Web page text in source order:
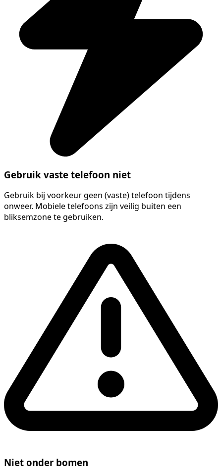
Gebruik vaste telefoon niet
Gebruik bij voorkeur geen (vaste) telefoon tijdens
onweer. Mobiele telefoons zijn veilig buiten een
bliksemzone te gebruiken.
Niet onder bomen